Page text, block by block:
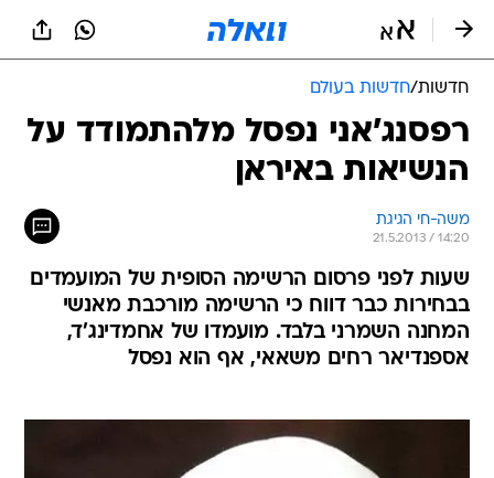
חדשות/חדשות בעולם
רפסנג'אני נפסל מלהתמודד על
הנשיאות באיראן
משה-חי הגיגת
21.5.2013 / 14:20
שעות לפני פרסום הרשימה הסופית של המועמדים
בבחירות כבר דווח כי הרשימה מורכבת מאנשי
המחנה השמרני בלבד. מועמדו של אחמדינג'ד,
אספנדיאר רחים משאאי, אף הוא נפסל